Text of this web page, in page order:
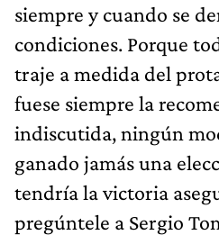
siempre y cuando se
condiciones. Porque
traje a medida del
fuese siempre la
indiscutida, ningún
ganado jamás una
tendría la victoria
pregúntele a Sergio